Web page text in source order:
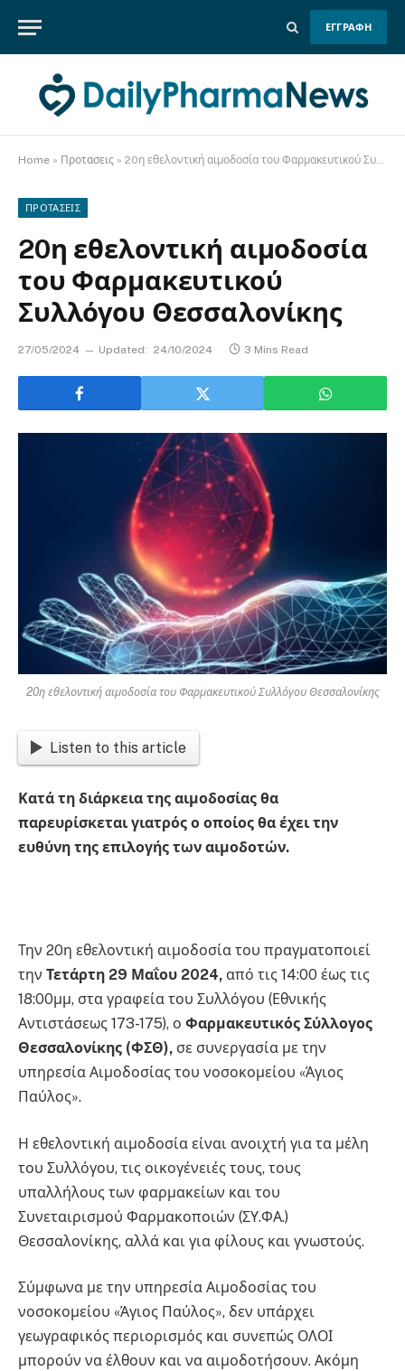
ΕΓΓΡΑΦΗ
Home » Προτασεις » 20η εθελοντική αιμοδοσία του Φαρμακευτικού Συλλόγου Θεσσαλονίκης
ΠΡΟΤΑΣΕΙΣ
20η εθελοντική αιμοδοσία
του Φαρμακευτικού
Συλλόγου Θεσσαλονίκης
27/05/2024 Updated: 24/10/2024 3 Mins Read
20η εθελοντική αιμοδοσία του Φαρμακευτικού Συλλόγου Θεσσαλονίκης
Listen to this article
Κατά τη διάρκεια της αιμοδοσίας θα
παρευρίσκεται γιατρός ο οποίος θα έχει την
ευθύνη της επιλογής των αιμοδοτών.
Την 20η εθελοντική αιμοδοσία του πραγματοποιεί
την Τετάρτη 29 Μαΐου 2024, από τις 14:00 έως τις
18:00μμ, στα γραφεία του Συλλόγου (Εθνικής
Αντιστάσεως 173-175), ο Φαρμακευτικός Σύλλογος
Θεσσαλονίκης (ΦΣΘ), σε συνεργασία με την
υπηρεσία Αιμοδοσίας του νοσοκομείου «Άγιος
Παύλος».
Η εθελοντική αιμοδοσία είναι ανοιχτή για τα μέλη
του Συλλόγου, τις οικογένειές τους, τους
υπαλλήλους των φαρμακείων και του
Συνεταιρισμού Φαρμακοποιών (ΣΥ.ΦΑ.)
Θεσσαλονίκης, αλλά και για φίλους και γνωστούς.
Σύμφωνα με την υπηρεσία Αιμοδοσίας του
νοσοκομείου «Άγιος Παύλος», δεν υπάρχει
γεωγραφικός περιορισμός και συνεπώς ΟΛΟΙ
μπορούν να έλθουν και να αιμοδοτήσουν. Ακόμη